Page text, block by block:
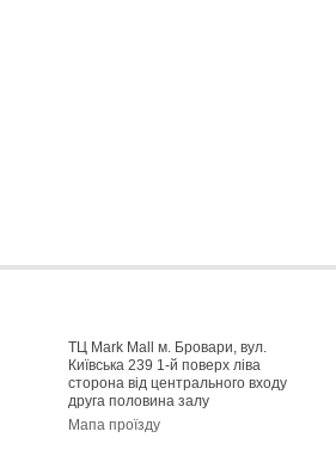
ТЦ Mark Mall м. Бровари, вул.
Київська 239 1-й поверх ліва
сторона від центрального входу
друга половина залу
Мапа проїзду